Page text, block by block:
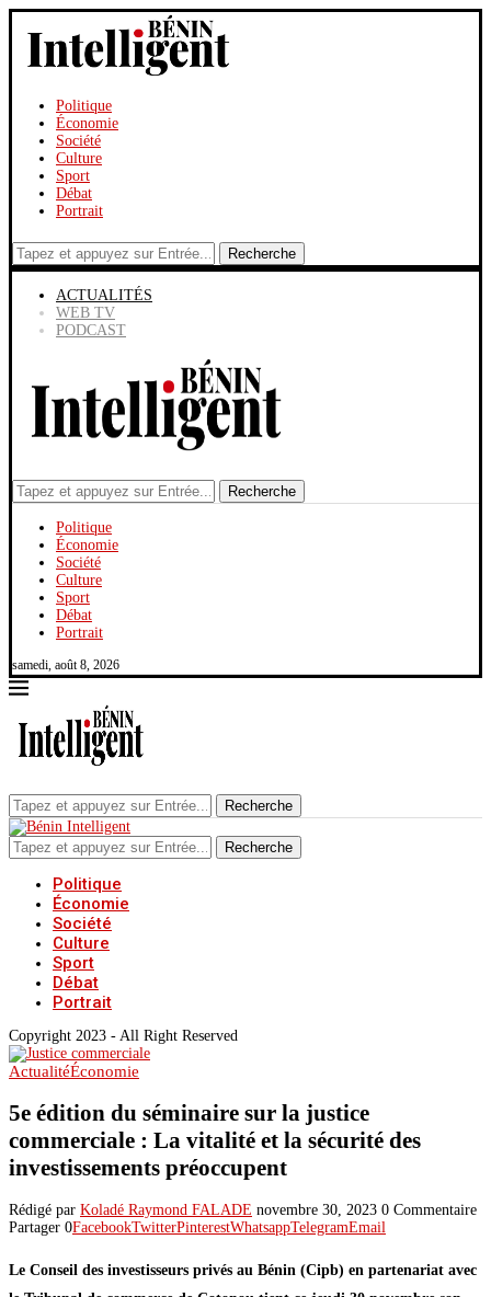
Politique
Économie
Société
Culture
Sport
Débat
Portrait
Recherche
ACTUALITÉS
WEB TV
PODCAST
Recherche
Politique
Économie
Société
Culture
Sport
Débat
Portrait
samedi, août 8, 2026
Recherche
Recherche
Politique
Économie
Société
Culture
Sport
Débat
Portrait
Copyright 2023 - All Right Reserved
ActualitéÉconomie
5e édition du séminaire sur la justice
commerciale : La vitalité et la sécurité des
investissements préoccupent
Rédigé par Koladé Raymond FALADE novembre 30, 2023 0 Commentaire
Partager 0FacebookTwitterPinterestWhatsappTelegramEmail
Le Conseil des investisseurs privés au Bénin (Cipb) en partenariat avec